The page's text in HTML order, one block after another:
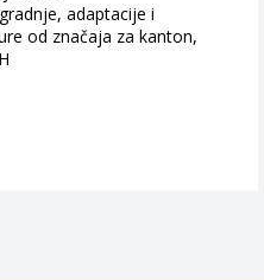
adaptacije i
od značaja za kanton,